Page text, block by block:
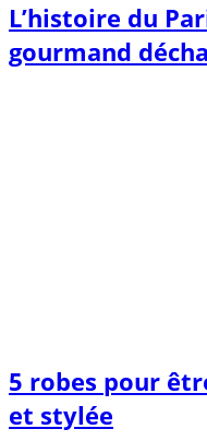
L’histoire du
gourmand
5 robes pour
et stylée